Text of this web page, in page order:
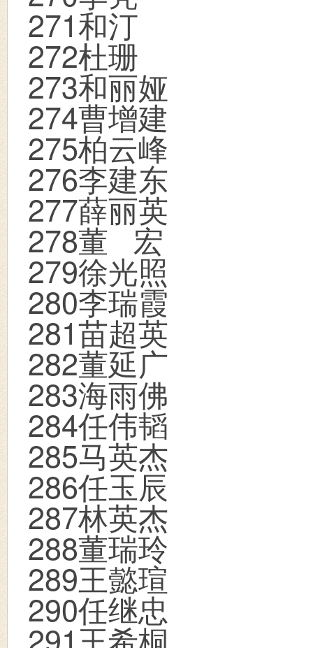
271和汀
272杜珊
273和丽娅
274曹增建
275柏云峰
276李建东
277薛丽英
278董 宏
279徐光照
280李瑞霞
281苗超英
282董延广
283海雨佛
284任伟韬
285马英杰
286任玉辰
287林英杰
288董瑞玲
289王懿瑄
290任继忠
291王希桐